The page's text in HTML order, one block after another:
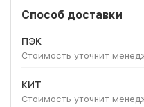
Способ доставки
ПЭК
Стоимость уточнит
КИТ
Стоимость уточнит